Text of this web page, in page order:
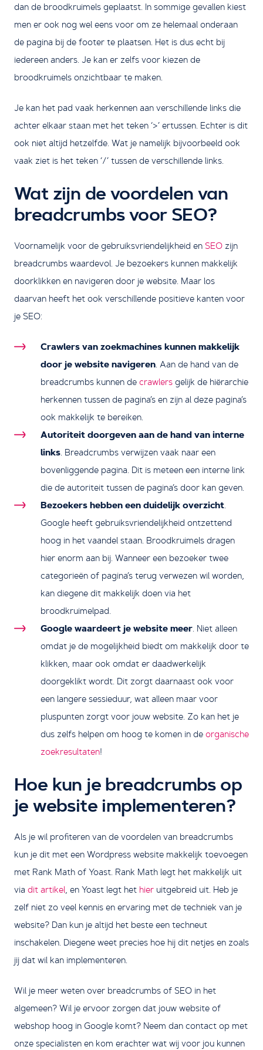
dan de broodkruimels geplaatst. In sommige gevallen kiest
men er ook nog wel eens voor om ze helemaal onderaan
de pagina bij de footer te plaatsen. Het is dus echt bij
iedereen anders. Je kan er zelfs voor kiezen de
broodkruimels onzichtbaar te maken.
Je kan het pad vaak herkennen aan verschillende links die
achter elkaar staan met het teken ‘>’ ertussen. Echter is dit
ook niet altijd hetzelfde. Wat je namelijk bijvoorbeeld ook
vaak ziet is het teken ‘/’ tussen de verschillende links.
Wat zijn de voordelen van
breadcrumbs voor SEO?
Voornamelijk voor de gebruiksvriendelijkheid en SEO zijn
breadcrumbs waardevol. Je bezoekers kunnen makkelijk
doorklikken en navigeren door je website. Maar los
daarvan heeft het ook verschillende positieve kanten voor
je SEO:
Crawlers van zoekmachines kunnen makkelijk
door je website navigeren. Aan de hand van de
breadcrumbs kunnen de crawlers gelijk de hiërarchie
herkennen tussen de pagina’s en zijn al deze pagina’s
ook makkelijk te bereiken.
Autoriteit doorgeven aan de hand van interne
links. Breadcrumbs verwijzen vaak naar een
bovenliggende pagina. Dit is meteen een interne link
die de autoriteit tussen de pagina’s door kan geven.
Bezoekers hebben een duidelijk overzicht.
Google heeft gebruiksvriendelijkheid ontzettend
hoog in het vaandel staan. Broodkruimels dragen
hier enorm aan bij. Wanneer een bezoeker twee
categorieën of pagina’s terug verwezen wil worden,
kan diegene dit makkelijk doen via het
broodkruimelpad.
Google waardeert je website meer. Niet alleen
omdat je de mogelijkheid biedt om makkelijk door te
klikken, maar ook omdat er daadwerkelijk
doorgeklikt wordt. Dit zorgt daarnaast ook voor
een langere sessieduur, wat alleen maar voor
pluspunten zorgt voor jouw website. Zo kan het je
dus zelfs helpen om hoog te komen in de organische
zoekresultaten!
Hoe kun je breadcrumbs op
je website implementeren?
Als je wil profiteren van de voordelen van breadcrumbs
kun je dit met een Wordpress website makkelijk toevoegen
met Rank Math of Yoast. Rank Math legt het makkelijk uit
via dit artikel, en Yoast legt het hier uitgebreid uit. Heb je
zelf niet zo veel kennis en ervaring met de techniek van je
website? Dan kun je altijd het beste een techneut
inschakelen. Diegene weet precies hoe hij dit netjes en zoals
jij dat wil kan implementeren.
Wil je meer weten over breadcrumbs of SEO in het
algemeen? Wil je ervoor zorgen dat jouw website of
webshop hoog in Google komt? Neem dan contact op met
onze specialisten en kom erachter wat wij voor jou kunnen